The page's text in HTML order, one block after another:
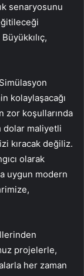
senaryosunu
kolaylaşacağı
zor koşullarında
dolar maliyetli
kıracak değiliz.
olarak
uygun modern
projelerle,
her zaman